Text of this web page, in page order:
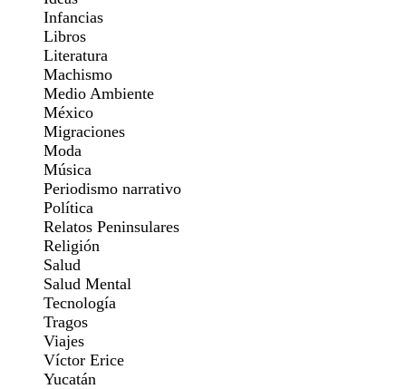
Infancias
Libros
Literatura
Machismo
Medio Ambiente
México
Migraciones
Moda
Música
Periodismo narrativo
Política
Relatos Peninsulares
Religión
Salud
Salud Mental
Tecnología
Tragos
Viajes
Víctor Erice
Yucatán